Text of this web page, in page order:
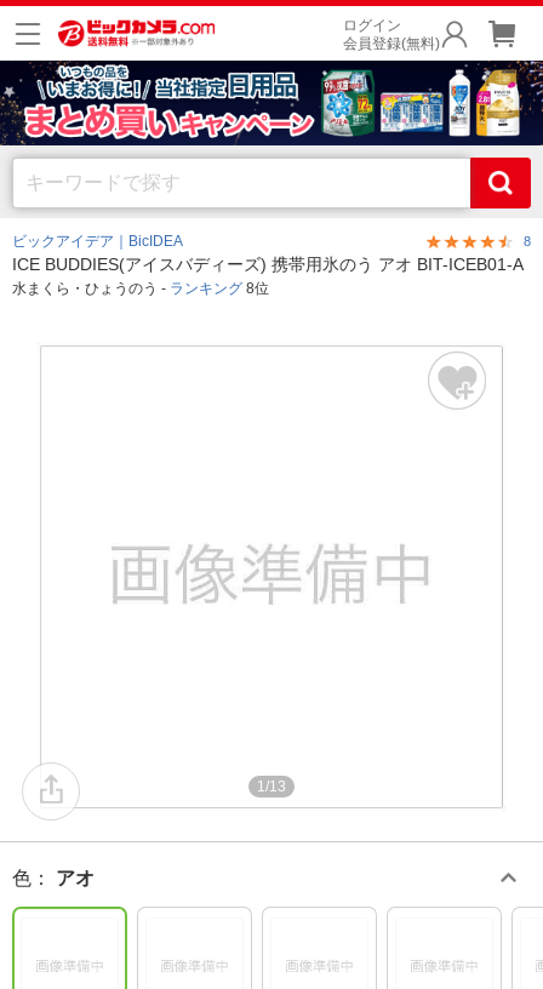
ログイン
会員登録(無料)
ビックアイデア｜BicIDEA 8
ICE BUDDIES(アイスバディーズ) 携帯用氷のう アオ BIT-ICEB01-A
水まくら・ひょうのう - ランキング 8位
1/13
色 ： アオ